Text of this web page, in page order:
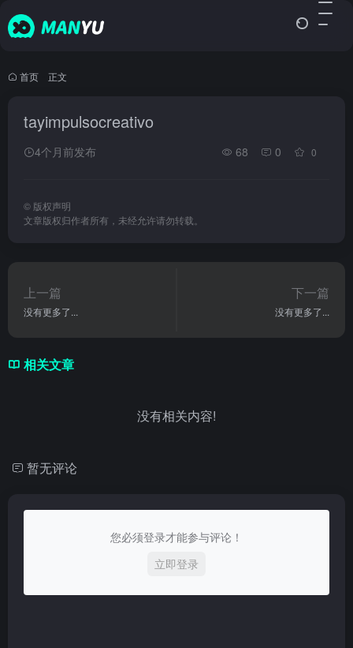
首页 正文
tayimpulsocreativo
4个月前发布 68 0 0
© 版权声明
文章版权归作者所有，未经允许请勿转载。
上一篇
没有更多了...
下一篇
没有更多了...
相关文章
没有相关内容!
暂无评论
您必须登录才能参与评论！
立即登录